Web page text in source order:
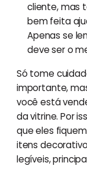
cliente, mas
bem feita
Apenas se
deve ser o
Só tome
importante,
você está
da vitrine. Por
que eles
itens
legíveis,